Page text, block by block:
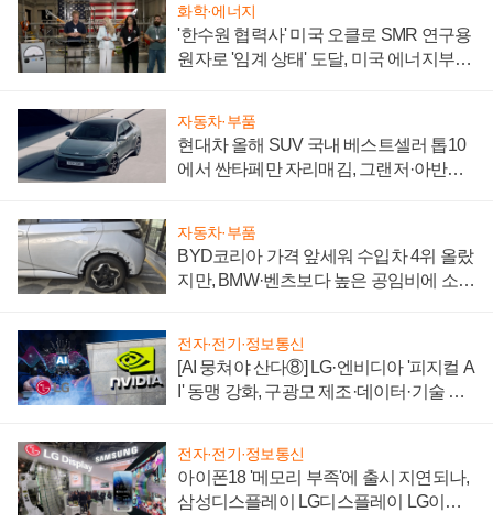
화학·에너지
'한수원 협력사' 미국 오클로 SMR 연구용
원자로 '임계 상태' 도달, 미국 에너지부
자동차·부품
현대차 올해 SUV 국내 베스트셀러 톱10
에서 싼타페만 자리매김, 그랜저·아반떼
자동차·부품
BYD코리아 가격 앞세워 수입차 4위 올랐
지만, BMW·벤츠보다 높은 공임비에 소비
전자·전기·정보통신
[AI 뭉쳐야 산다⑧] LG·엔비디아 '피지컬 A
I' 동맹 강화, 구광모 제조·데이터·기술 결
전자·전기·정보통신
아이폰18 '메모리 부족'에 출시 지연되나,
삼성디스플레이 LG디스플레이 LG이노